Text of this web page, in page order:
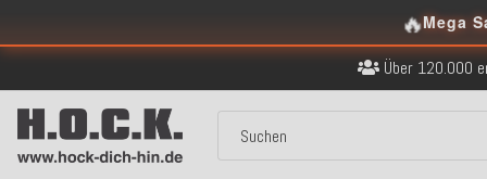
🔥Mega
Kostenloser Versand
Über 120.000
Sicher
Kostenloser Versand